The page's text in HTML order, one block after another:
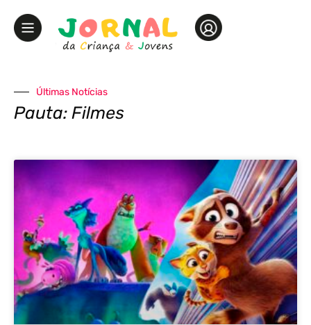
Últimas Notícias
Pauta: Filmes